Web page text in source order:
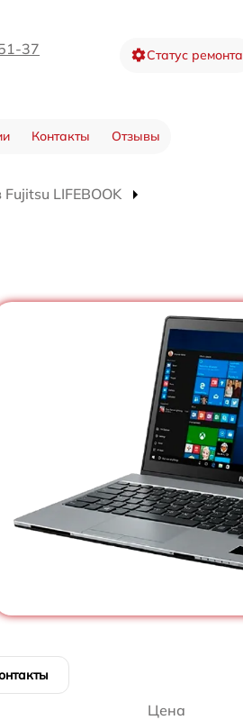
37 Статус ремонта
Контакты Отзывы
LIFEBOOK
Цена